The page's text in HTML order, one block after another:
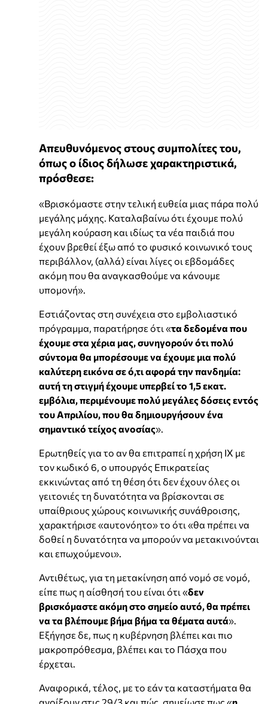
Απευθυνόμενος στους συμπολίτες του,
όπως ο ίδιος δήλωσε χαρακτηριστικά,
πρόσθεσε:
«Βρισκόμαστε στην τελική ευθεία μιας πάρα πολύ
μεγάλης μάχης. Καταλαβαίνω ότι έχουμε πολύ
μεγάλη κούραση και ιδίως τα νέα παιδιά που
έχουν βρεθεί έξω από το φυσικό κοινωνικό τους
περιβάλλον, (αλλά) είναι λίγες οι εβδομάδες
ακόμη που θα αναγκασθούμε να κάνουμε
υπομονή».
Εστιάζοντας στη συνέχεια στο εμβολιαστικό
πρόγραμμα, παρατήρησε ότι «τα δεδομένα που
έχουμε στα χέρια μας, συνηγορούν ότι πολύ
σύντομα θα μπορέσουμε να έχουμε μια πολύ
καλύτερη εικόνα σε ό,τι αφορά την πανδημία:
αυτή τη στιγμή έχουμε υπερβεί το 1,5 εκατ.
εμβόλια, περιμένουμε πολύ μεγάλες δόσεις εντός
του Απριλίου, που θα δημιουργήσουν ένα
σημαντικό τείχος ανοσίας».
Ερωτηθείς για το αν θα επιτραπεί η χρήση ΙΧ με
τον κωδικό 6, ο υπουργός Επικρατείας
εκκινώντας από τη θέση ότι δεν έχουν όλες οι
γειτονιές τη δυνατότητα να βρίσκονται σε
υπαίθριους χώρους κοινωνικής συνάθροισης,
χαρακτήρισε «αυτονόητο» το ότι «θα πρέπει να
δοθεί η δυνατότητα να μπορούν να μετακινούνται
και επωχούμενοι».
Αντιθέτως, για τη μετακίνηση από νομό σε νομό,
είπε πως η αίσθησή του είναι ότι «δεν
βρισκόμαστε ακόμη στο σημείο αυτό, θα πρέπει
να τα βλέπουμε βήμα βήμα τα θέματα αυτά».
Εξήγησε δε, πως η κυβέρνηση βλέπει και πιο
μακροπρόθεσμα, βλέπει και το Πάσχα που
έρχεται.
Αναφορικά, τέλος, με το εάν τα καταστήματα θα